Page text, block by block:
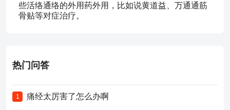
些活络通络的外用药外用，比如说黄道益、万通通筋
骨贴等对症治疗。
热门问答
1 痛经太厉害了怎么办啊